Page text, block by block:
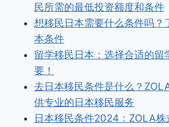
民所需的最低投资额度和条件
想移民日本需要什么条件吗？
本条件
留学移民日本：选择合适的留
要！
去日本移民条件是什么？
供专业的日本移民服务
日本移民条件2024：ZOLA株